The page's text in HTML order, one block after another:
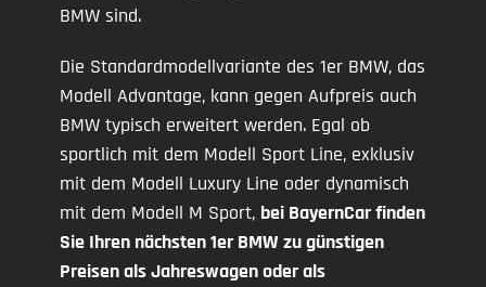
BMW sind.
Die Standardmodellvariante des 1er BMW, das
Modell Advantage, kann gegen Aufpreis auch
BMW typisch erweitert werden. Egal ob
sportlich mit dem Modell Sport Line, exklusiv
mit dem Modell Luxury Line oder dynamisch
mit dem Modell M Sport, bei BayernCar finden
Sie Ihren nächsten 1er BMW zu günstigen
Preisen als Jahreswagen oder als